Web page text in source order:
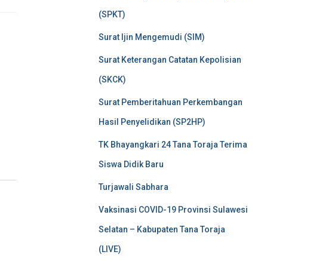
(SPKT)
Surat Ijin Mengemudi (SIM)
Surat Keterangan Catatan Kepolisian
(SKCK)
Surat Pemberitahuan Perkembangan
Hasil Penyelidikan (SP2HP)
TK Bhayangkari 24 Tana Toraja Terima
Siswa Didik Baru
Turjawali Sabhara
Vaksinasi COVID-19 Provinsi Sulawesi
Selatan – Kabupaten Tana Toraja
(LIVE)